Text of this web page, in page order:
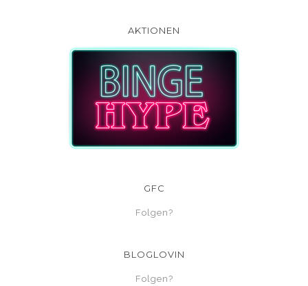
AKTIONEN
GFC
Folgen?
BLOGLOVIN
Folgen?